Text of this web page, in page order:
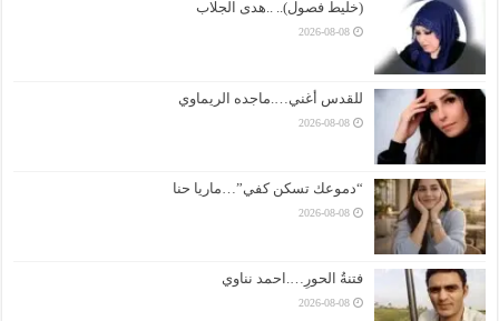
(خليط فصول).. ..هدى الجلاب
2026-08-08
للقدس أغني….ماجده الريماوي
2026-08-08
“دموعك تسكن كفي”…ماريا حنا
2026-08-08
فتنةُ الحورِ….احمد نناوي
2026-08-08